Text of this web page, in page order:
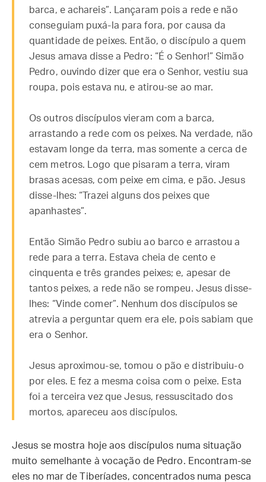
barca, e achareis”. Lançaram pois a rede e não
conseguiam puxá-la para fora, por causa da
quantidade de peixes. Então, o discípulo a quem
Jesus amava disse a Pedro: “É o Senhor!” Simão
Pedro, ouvindo dizer que era o Senhor, vestiu sua
roupa, pois estava nu, e atirou-se ao mar.
Os outros discípulos vieram com a barca,
arrastando a rede com os peixes. Na verdade, não
estavam longe da terra, mas somente a cerca de
cem metros. Logo que pisaram a terra, viram
brasas acesas, com peixe em cima, e pão. Jesus
disse-lhes: “Trazei alguns dos peixes que
apanhastes”.
Então Simão Pedro subiu ao barco e arrastou a
rede para a terra. Estava cheia de cento e
cinquenta e três grandes peixes; e, apesar de
tantos peixes, a rede não se rompeu. Jesus disse-
lhes: “Vinde comer”. Nenhum dos discípulos se
atrevia a perguntar quem era ele, pois sabiam que
era o Senhor.
Jesus aproximou-se, tomou o pão e distribuiu-o
por eles. E fez a mesma coisa com o peixe. Esta
foi a terceira vez que Jesus, ressuscitado dos
mortos, apareceu aos discípulos.
Jesus se mostra hoje aos discípulos numa situação
muito semelhante à vocação de Pedro. Encontram-se
eles no mar de Tiberíades, concentrados numa pesca